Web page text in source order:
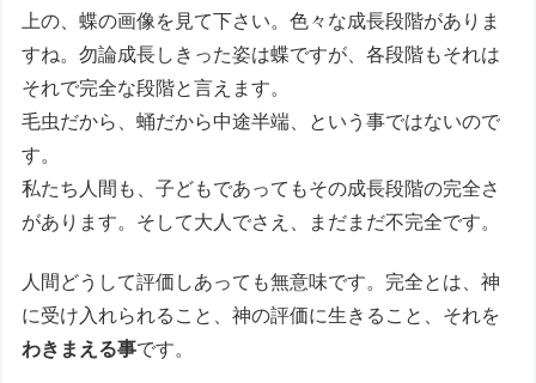
上の、蝶の画像を見て下さい。色々な成長段階がありま
すね。勿論成長しきった姿は蝶ですが、各段階もそれは
それで完全な段階と言えます。
毛虫だから、蛹だから中途半端、という事ではないので
す。
私たち人間も、子どもであってもその成長段階の完全さ
があります。そして大人でさえ、まだまだ不完全です。
人間どうして評価しあっても無意味です。完全とは、神
に受け入れられること、神の評価に生きること、それを
わきまえる事です。